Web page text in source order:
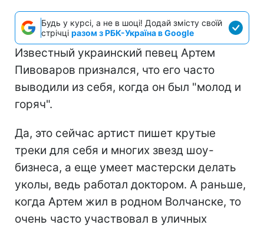
Будь у курсі, а не в шоці! Додай змісту своїй
стрічці разом з РБК-Україна в Google
Известный украинский певец Артем
Пивоваров признался, что его часто
выводили из себя, когда он был "молод и
горяч".
Да, это сейчас артист пишет крутые
треки для себя и многих звезд шоу-
бизнеса, а еще умеет мастерски делать
уколы, ведь работал доктором. А раньше,
когда Артем жил в родном Волчанске, то
очень часто участвовал в уличных